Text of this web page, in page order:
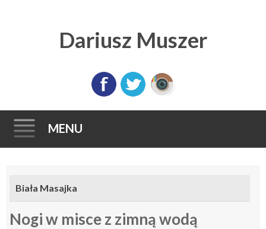
Dariusz Muszer
MENU
content
Biała Masajka
Nogi w misce z zimną wodą